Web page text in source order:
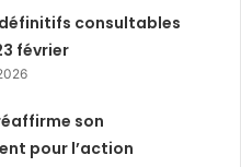
consultables
février
son
pour l’action